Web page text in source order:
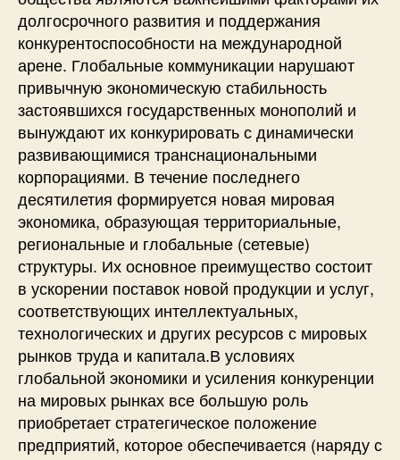
долгосрочного развития и поддержания
конкурентоспособности на международной
арене. Глобальные коммуникации нарушают
привычную экономическую стабильность
застоявшихся государственных монополий и
вынуждают их конкурировать с динамически
развивающимися транснациональными
корпорациями. В течение последнего
десятилетия формируется новая мировая
экономика, образующая территориальные,
региональные и глобальные (сетевые)
структуры. Их основное преимущество состоит
в ускорении поставок новой продукции и услуг,
соответствующих интеллектуальных,
технологических и других ресурсов с мировых
рынков труда и капитала.В условиях
глобальной экономики и усиления конкуренции
на мировых рынках все большую роль
приобретает стратегическое положение
предприятий, которое обеспечивается (наряду с